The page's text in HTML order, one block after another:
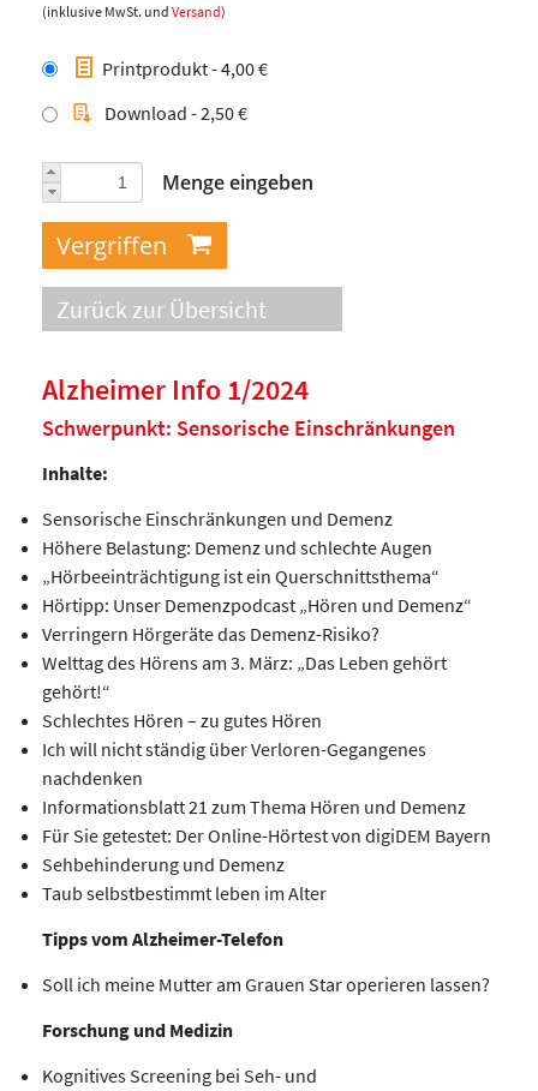
(inklusive MwSt. und Versand)
Printprodukt - 4,00 €
Download - 2,50 €
Menge eingeben
Zurück zur Übersicht
Alzheimer Info 1/2024
Schwerpunkt: Sensorische Einschränkungen
Inhalte:
Sensorische Einschränkungen und Demenz
Höhere Belastung: Demenz und schlechte Augen
„Hörbeeinträchtigung ist ein Querschnittsthema“
Hörtipp: Unser Demenzpodcast „Hören und Demenz“
Verringern Hörgeräte das Demenz-Risiko?
Welttag des Hörens am 3. März: „Das Leben gehört
gehört!“
Schlechtes Hören – zu gutes Hören
Ich will nicht ständig über Verloren-Gegangenes
nachdenken
Informationsblatt 21 zum Thema Hören und Demenz
Für Sie getestet: Der Online-Hörtest von digiDEM Bayern
Sehbehinderung und Demenz
Taub selbstbestimmt leben im Alter
Tipps vom Alzheimer-Telefon
Soll ich meine Mutter am Grauen Star operieren lassen?
Forschung und Medizin
Kognitives Screening bei Seh- und